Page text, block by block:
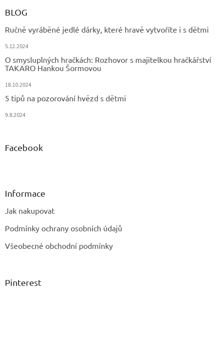
BLOG
Ručně vyráběné jedlé dárky, které hravě vytvoříte i s dětmi
5.12.2024
O smysluplných hračkách: Rozhovor s majitelkou hračkářství
TAKARO Hankou Šormovou
18.10.2024
5 tipů na pozorování hvězd s dětmi
9.8.2024
Facebook
Informace
Jak nakupovat
Podmínky ochrany osobních údajů
Všeobecné obchodní podmínky
Pinterest